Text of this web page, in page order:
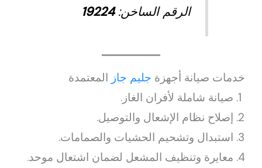
الرقم الساخن:19224
خدمات صيانة أجهزة جليم جاز المعتمدة
صيانة شاملة لأفران الغاز.
إصلاح نظام الإشعال والتوصيل.
استبدال وتشحيم الحشيات والصمامات.
معايرة وتنظيف المشعل لضمان اشتعال موحد.